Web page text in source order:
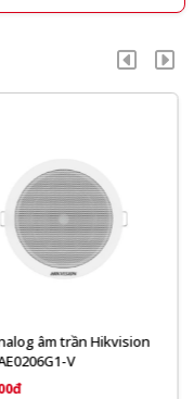
Loa HP Bluetooth Speaker
5.0 USB-C - Màu xanh dương
đậm và màu bạc
315,000đ